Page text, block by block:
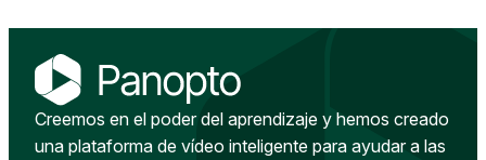
Creemos en el poder del aprendizaje y hemos creado
una plataforma de vídeo inteligente para ayudar a las